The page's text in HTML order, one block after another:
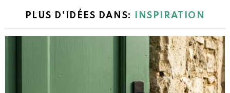
PLUS D'IDÉES DANS: INSPIRATION